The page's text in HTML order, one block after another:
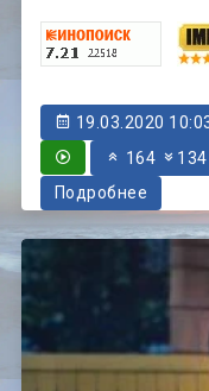
19.03.2020
164
134
Подробнее